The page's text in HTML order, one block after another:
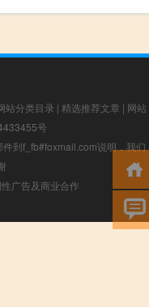
站分类目录 | 精选推荐文章 | 网站
号
到f_fb#foxmail.com说明，我们
广告及商业合作